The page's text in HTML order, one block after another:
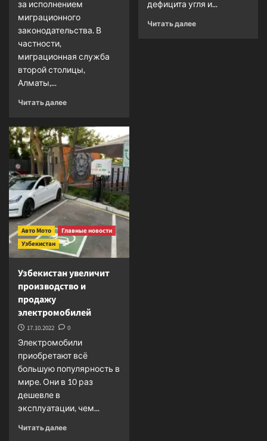
за исполнением
миграционного
законодательства. В
частности,
миграционная служба
второй столицы,
Алматы,...
Читать далееПрочитать
<strong>Без
временной
регистрации
могут
выдворить
из
Казахстана</strong>
дефицита угля и...
Читать далееПрочитать
Авто Мото
Главные новости
Узбекистан
Узбекистан увеличит
производство и
продажу
электромобилей
17.10.2022 0
Электромобили
приобретают всё
большую популярность в
мире. Они в 10 раз
дешевле в
эксплуатации, чем...
Читать далееПрочитать